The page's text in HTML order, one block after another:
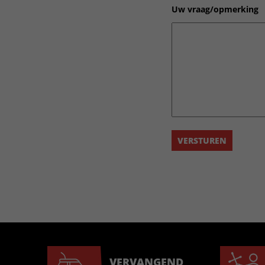
Uw vraag/opmerking
VERVANGEND